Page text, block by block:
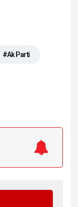
#Ak Parti